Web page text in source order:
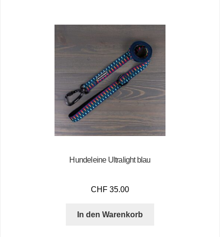
Hundeleine Ultralight blau
CHF 35.00
In den Warenkorb